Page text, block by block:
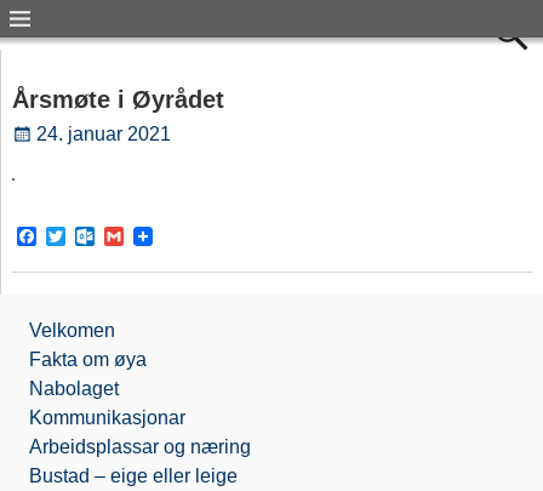
Årsmøte i Øyrådet
24. januar 2021
F
c
o
o
k
T
i
e
r
O
t
o
k
.
c
o
m
G
a
Velkomen
Fakta om øya
Nabolaget
Kommunikasjonar
Arbeidsplassar og næring
Bustad – eige eller leige